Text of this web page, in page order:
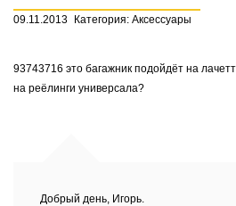
09.11.2013 Категория: Аксессуары
93743716 это багажник подойдёт на
на реёлинги универсала?
Добрый день, Игорь.